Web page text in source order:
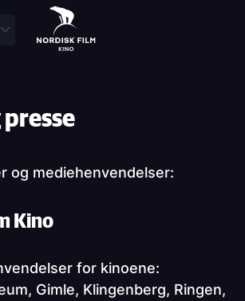
og mediehenvendelser:
Kino
for kinoene:
Gimle, Klingenberg, Ringen,